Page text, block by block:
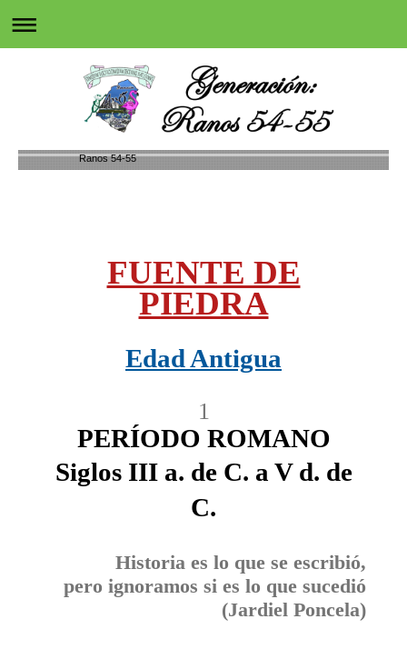
Ranos 54-55
FUENTE DE
PIEDRA
Edad Antigua
1
PERÍODO ROMANO
Siglos III a. de C. a V d. de
C.
Historia es lo que se escribió,
pero ignoramos si es lo que sucedió
(Jardiel Poncela)